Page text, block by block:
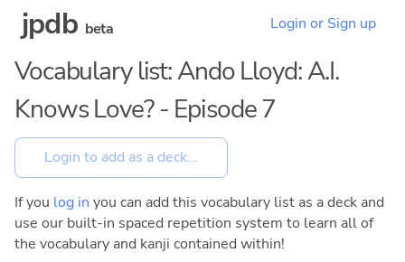
jpdb beta Login or Sign up
Vocabulary list: Ando Lloyd: A.I.
Knows Love? - Episode 7
If you log in you can add this vocabulary list as a deck and
use our built-in spaced repetition system to learn all of
the vocabulary and kanji contained within!